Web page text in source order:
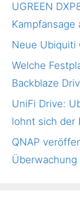
UGREEN
Kampfansage
Neue Ubiquiti
Welche
Backblaze
UniFi Drive:
lohnt sich der
QNAP